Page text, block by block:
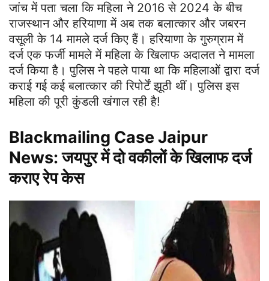
जांच में पता चला कि महिला ने 2016 से 2024 के बीच
राजस्थान और हरियाणा में अब तक बलात्कार और जबरन
वसूली के 14 मामले दर्ज किए हैं। हरियाणा के गुरुग्राम में
दर्ज एक फर्जी मामले में महिला के खिलाफ अदालत ने मामला
दर्ज किया है। पुलिस ने पहले पाया था कि महिलाओं द्वारा दर्ज
कराई गई कई बलात्कार की रिपोर्टें झूठी थीं। पुलिस इस
महिला की पूरी कुंडली खंगाल रही है!
Blackmailing Case Jaipur
News: जयपुर में दो वकीलों के खिलाफ दर्ज
कराए रेप केस